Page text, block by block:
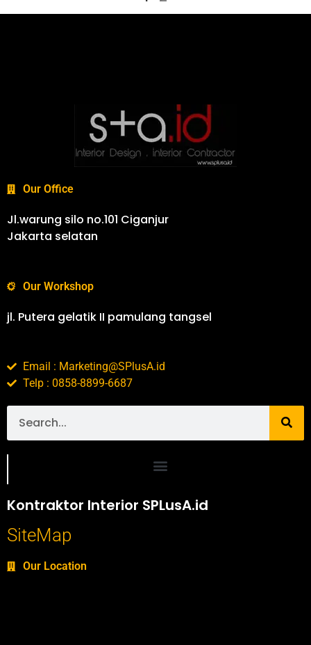
Our Office
Jl.warung silo no.101 Ciganjur
Jakarta selatan
Our Workshop
jl. Putera gelatik II pamulang tangsel
Email : Marketing@SPlusA.id
Telp : 0858-8899-6687
Kontraktor Interior SPLusA.id
SiteMap
Our Location